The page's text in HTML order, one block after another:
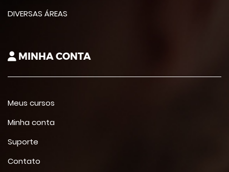
DIVERSAS ÁREAS
MINHA CONTA
Meus cursos
Minha conta
Suporte
Contato